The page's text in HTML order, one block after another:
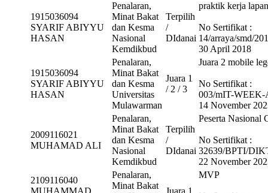
1915036094
SYARIF ABIYYU
HASAN
Penalaran,
Minat Bakat
dan Kesma
Nasional
Kemdikbud
Terpilih
/
DIdanai
praktik kerja
No Sertifikat :
14/arraya/smd/
30 April 2018
1915036094
SYARIF ABIYYU
HASAN
Penalaran,
Minat Bakat
dan Kesma
Universitas
Mulawarman
Juara 1
/ 2 / 3
Juara 2 mobile
No Sertifikat :
003/mIT-
14 November
2009116021
MUHAMAD ALI
Penalaran,
Minat Bakat
dan Kesma
Nasional
Kemdikbud
Terpilih
/
DIdanai
Peserta Nasional
No Sertifikat :
32639/BPTI/
22 November
2109116040
Penalaran,
Minat Bakat
MVP